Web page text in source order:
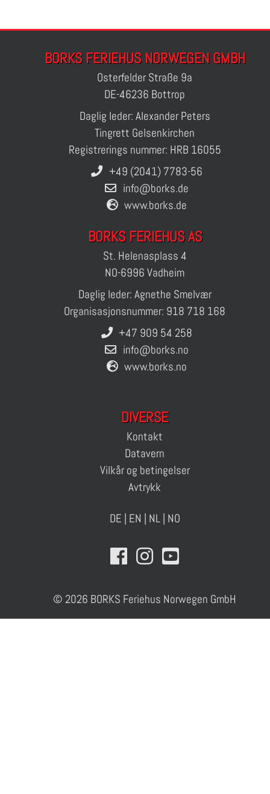
BORKS FERIEHUS NORWEGEN GMBH
Osterfelder Straße 9a
DE-46236 Bottrop
Daglig leder: Alexander Peters
Tingrett Gelsenkirchen
Registrerings nummer: HRB 16055
+49 (2041) 7783-56
info@borks.de
www.borks.de
BORKS FERIEHUS AS
St. Helenasplass 4
NO-6996 Vadheim
Daglig leder: Agnethe Smelvær
Organisasjonsnummer: 918 718 168
+47 909 54 258
info@borks.no
www.borks.no
DIVERSE
Kontakt
Datavern
Vilkår og betingelser
Avtrykk
DE | EN | NL| NO
© 2026 BORKS Feriehus Norwegen GmbH